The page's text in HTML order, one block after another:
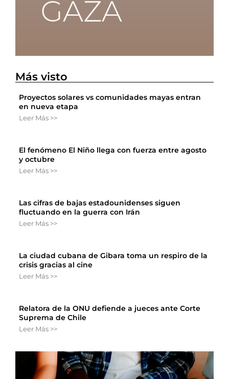
Más visto
Proyectos solares vs comunidades mayas entran
en nueva etapa
Leer Más >>
El fenómeno El Niño llega con fuerza entre agosto
y octubre
Leer Más >>
Las cifras de bajas estadounidenses siguen
fluctuando en la guerra con Irán
Leer Más >>
La ciudad cubana de Gibara toma un respiro de la
crisis gracias al cine
Leer Más >>
Relatora de la ONU defiende a jueces ante Corte
Suprema de Chile
Leer Más >>